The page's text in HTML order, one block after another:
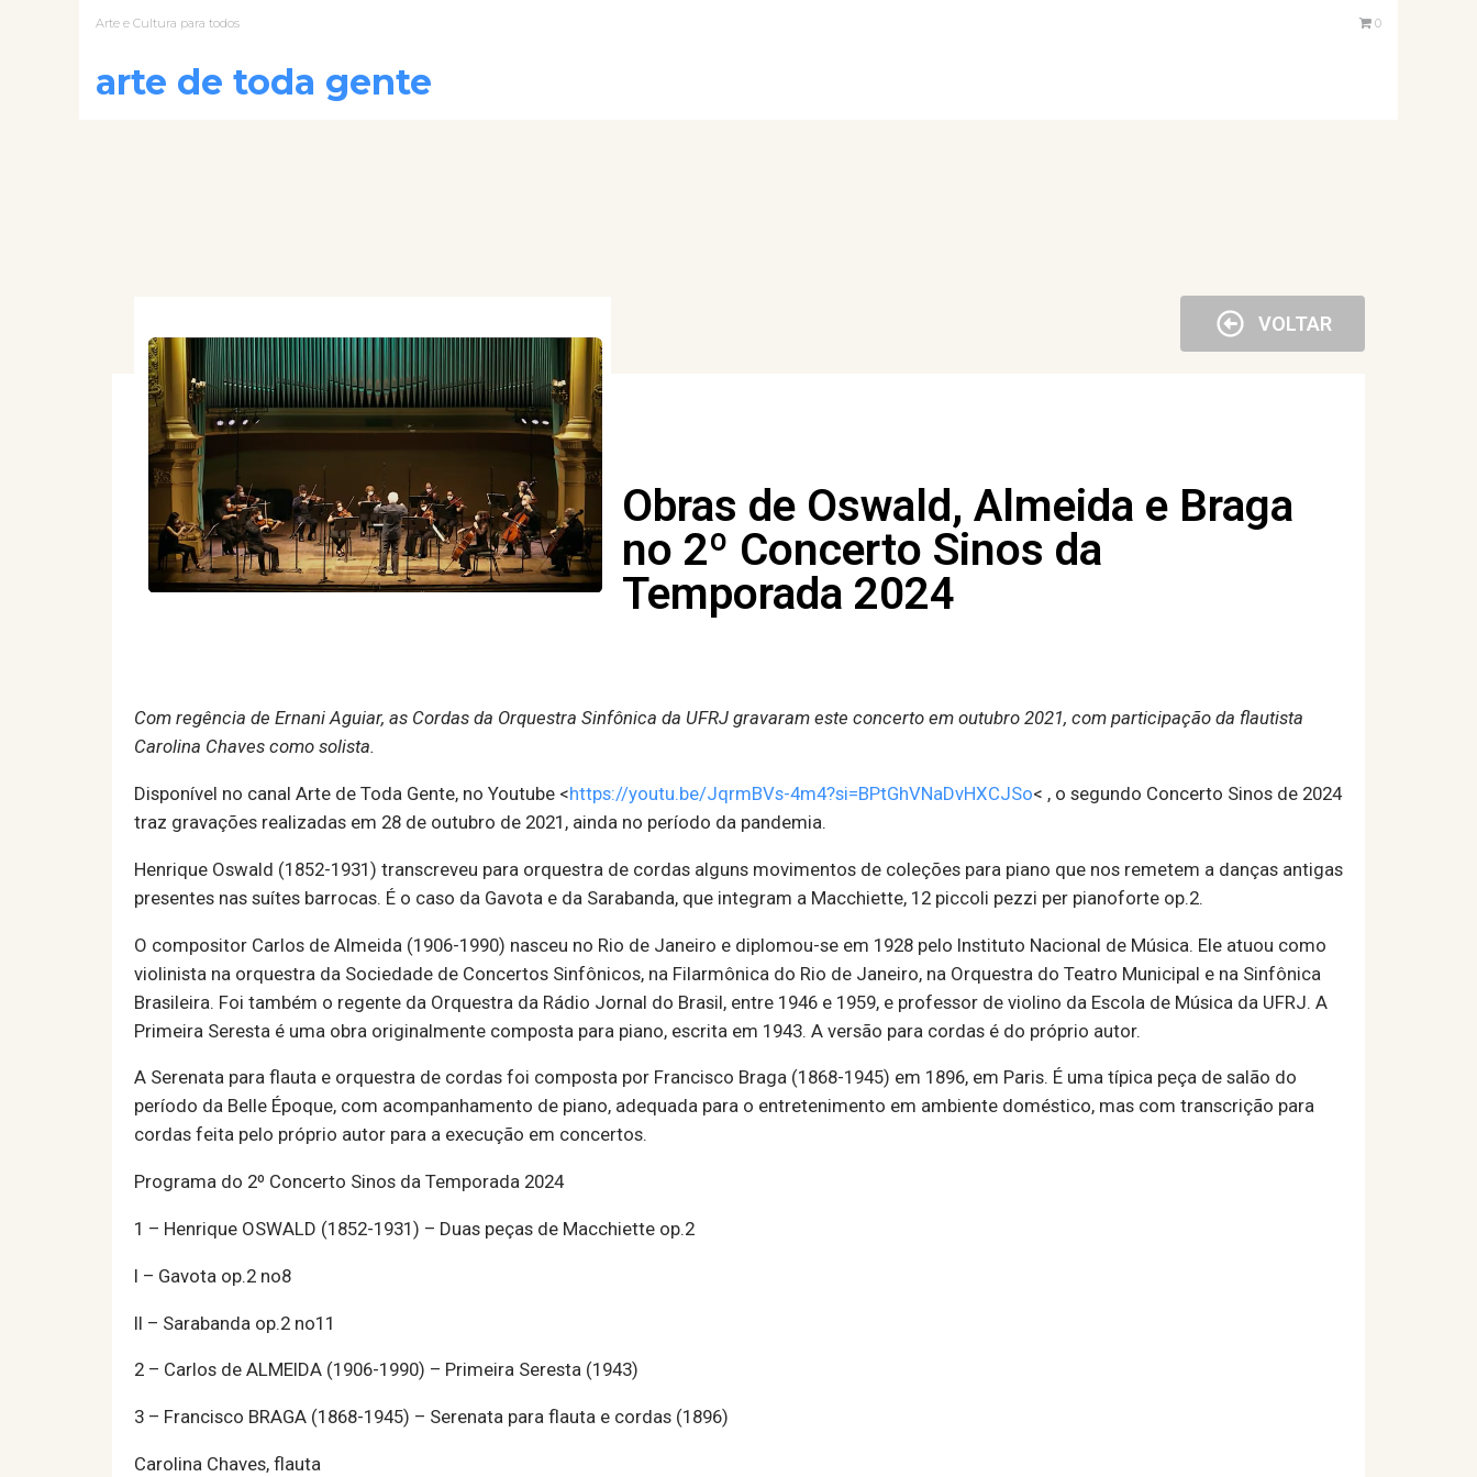
Arte e Cultura para todos 0
arte de toda gente
VOLTAR
Obras de Oswald, Almeida e Braga
no 2º Concerto Sinos da
Temporada 2024
Com regência de Ernani Aguiar, as Cordas da Orquestra Sinfônica da UFRJ gravaram este concerto em outubro 2021, com participação da flautista
Carolina Chaves como solista.
Disponível no canal Arte de Toda Gente, no Youtube <https://youtu.be/JqrmBVs-4m4?si=BPtGhVNaDvHXCJSo< , o segundo Concerto Sinos de 2024
traz gravações realizadas em 28 de outubro de 2021, ainda no período da pandemia.
Henrique Oswald (1852-1931) transcreveu para orquestra de cordas alguns movimentos de coleções para piano que nos remetem a danças antigas
presentes nas suítes barrocas. É o caso da Gavota e da Sarabanda, que integram a Macchiette, 12 piccoli pezzi per pianoforte op.2.
O compositor Carlos de Almeida (1906-1990) nasceu no Rio de Janeiro e diplomou-se em 1928 pelo Instituto Nacional de Música. Ele atuou como
violinista na orquestra da Sociedade de Concertos Sinfônicos, na Filarmônica do Rio de Janeiro, na Orquestra do Teatro Municipal e na Sinfônica
Brasileira. Foi também o regente da Orquestra da Rádio Jornal do Brasil, entre 1946 e 1959, e professor de violino da Escola de Música da UFRJ. A
Primeira Seresta é uma obra originalmente composta para piano, escrita em 1943. A versão para cordas é do próprio autor.
A Serenata para flauta e orquestra de cordas foi composta por Francisco Braga (1868-1945) em 1896, em Paris. É uma típica peça de salão do
período da Belle Époque, com acompanhamento de piano, adequada para o entretenimento em ambiente doméstico, mas com transcrição para
cordas feita pelo próprio autor para a execução em concertos.
Programa do 2º Concerto Sinos da Temporada 2024
1 – Henrique OSWALD (1852-1931) – Duas peças de Macchiette op.2
I – Gavota op.2 no8
II – Sarabanda op.2 no11
2 – Carlos de ALMEIDA (1906-1990) – Primeira Seresta (1943)
3 – Francisco BRAGA (1868-1945) – Serenata para flauta e cordas (1896)
Carolina Chaves, flauta